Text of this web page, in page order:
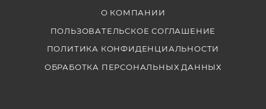
О КОМПАНИИ
ПОЛЬЗОВАТЕЛЬСКОЕ СОГЛАШЕНИЕ
ПОЛИТИКА КОНФИДЕНЦИАЛЬНОСТИ
ОБРАБОТКА ПЕРСОНАЛЬНЫХ ДАННЫХ